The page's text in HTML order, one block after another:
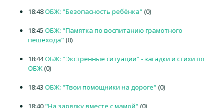
18:48ОБЖ: "Безопасность ребёнка" (0)
18:45 ОБЖ: "Памятка по воспитанию грамотного
пешехода" (0)
18:44ОБЖ: "Экстренные ситуации" - загадки и стихи по
ОБЖ(0)
18:43 ОБЖ: "Твои помощники на дороге" (0)
18:40 "На зарядку вместе с мамой" (0)